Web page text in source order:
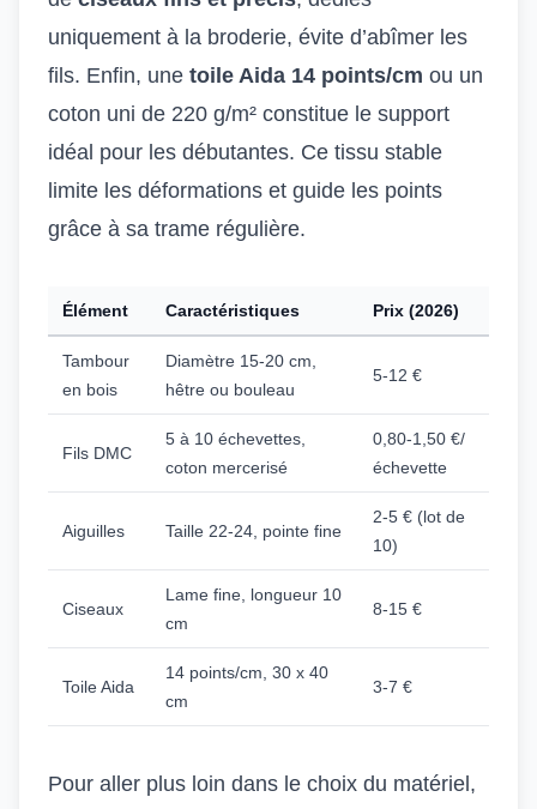
uniquement à la broderie, évite d’abîmer les
fils. Enfin, une toile Aida 14 points/cm ou un
coton uni de 220 g/m² constitue le support
idéal pour les débutantes. Ce tissu stable
limite les déformations et guide les points
grâce à sa trame régulière.
Élément Caractéristiques Prix (2026)
Tambour
en bois
Diamètre 15-20 cm,
hêtre ou bouleau
5-12 €
Fils DMC
5 à 10 échevettes,
coton mercerisé
0,80-1,50 €/
échevette
Aiguilles Taille 22-24, pointe fine
2-5 € (lot de
10)
Ciseaux
Lame fine, longueur 10
cm
8-15 €
Toile Aida
14 points/cm, 30 x 40
cm
3-7 €
Pour aller plus loin dans le choix du matériel,